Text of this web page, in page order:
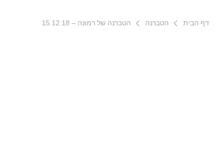
דף הבית הטברנה הטברנה של רמונה – 15.12.18